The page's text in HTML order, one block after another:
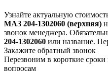
Узнайте актуальную
МАЗ 204-1302060 (верхняя)
звонок менеджера.
204-1302060 или название.
Закажите обратный звонок
Перезвоним в короткие
вопросам